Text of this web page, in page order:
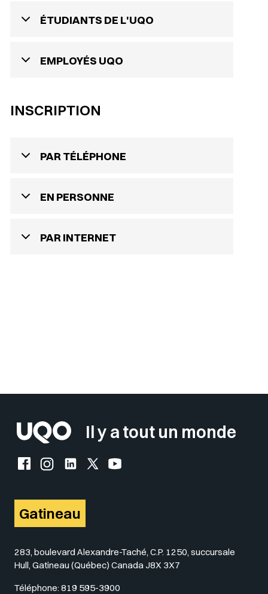
ÉTUDIANTS DE L'UQO
EMPLOYÉS UQO
INSCRIPTION
PAR TÉLÉPHONE
EN PERSONNE
PAR INTERNET
Il y a tout un monde
Facebook de l'UQO
Instagram de l'UQO
LinkedIn de l'UQO
X (Twitter) de l'UQO
YouTube de l'UQO
Gatineau
283, boulevard Alexandre-Taché, C.P. 1250, succursale
Hull, Gatineau (Québec) Canada J8X 3X7
Téléphone: 819 595-3900